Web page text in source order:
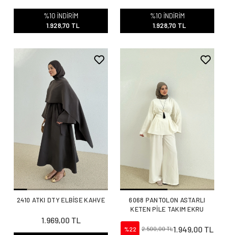
%10 İNDİRİM
1.928,70 TL
%10 İNDİRİM
1.928,70 TL
2410 ATKI DTY ELBİSE KAHVE
1.969,00 TL
6068 PANTOLON ASTARLI
KETEN PİLE TAKIM EKRU
%22 2.500,00 TL1.949,00 TL